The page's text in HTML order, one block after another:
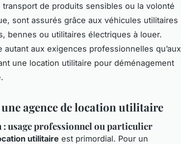
de produits sensibles ou la volonté
sont assurés grâce aux véhicules utilitaires
bennes ou utilitaires électriques à louer.
aux exigences professionnelles qu’aux
une location utilitaire pour déménagement
agence de location utilitaire
usage professionnel ou particulier
utilitaire est primordial. Pour un